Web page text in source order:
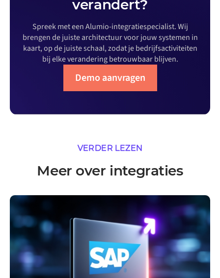
verandert?
Spreek met een Alumio-integratiespecialist. Wij
brengen de juiste architectuur voor jouw systemen in
kaart, op de juiste schaal, zodat je bedrijfsactiviteiten
bij elke verandering betrouwbaar blijven.
Demo aanvragen
VERDER LEZEN
Meer over integraties